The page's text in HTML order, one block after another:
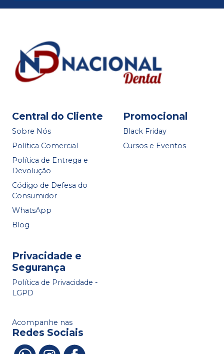
Central do Cliente
Sobre Nós
Política Comercial
Política de Entrega e
Devolução
Código de Defesa do
Consumidor
WhatsApp
Blog
Promocional
Black Friday
Cursos e Eventos
Privacidade e
Segurança
Política de Privacidade -
LGPD
Acompanhe nas
Redes Sociais